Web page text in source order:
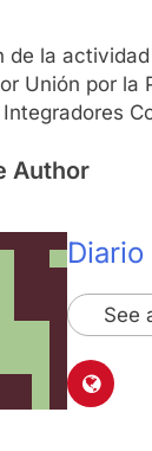
de la
Unión por la
Author
Diario
See